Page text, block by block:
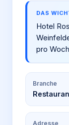
DAS
Hotel
pro
Branche
Adresse